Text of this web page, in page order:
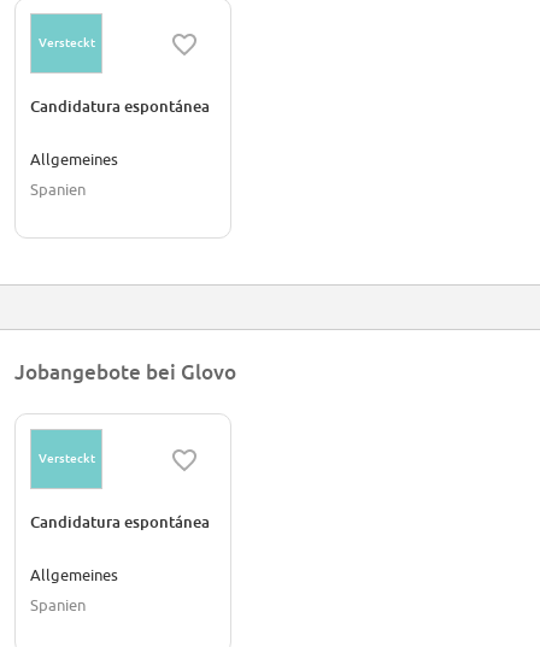
Versteckt
Candidatura espontánea
Allgemeines
Spanien
Jobangebote bei Glovo
Versteckt
Candidatura espontánea
Allgemeines
Spanien